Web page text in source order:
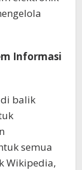
Informasi
balik
semua
Wikipedia,